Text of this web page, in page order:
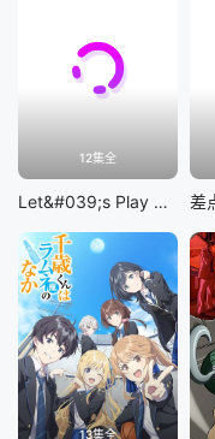
12集全
Let&#039;s Play 充满挑战的人生
13集全